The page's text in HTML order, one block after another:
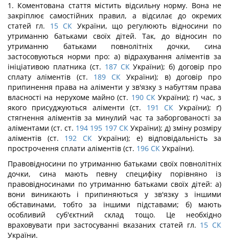
1. Коментована стаття містить відсильну норму. Вона не
закріплює самостійних правил, а відсилає до окремих
статей гл. 15 СК України, що регулюють відносини по
утриманню батьками своїх дітей. Так, до відносин по
утриманню батьками повнолітніх дочки, сина
застосовуються норми про: а) відрахування аліментів за
ініціативою платника (ст. 187 СКУкраїни); б) договір про
сплату аліментів (ст. 189 СК України); в) договір про
припинення права на аліменти у зв'язку з набуттям права
власності на нерухоме майно (ст. 190 СКУкраїни); г) час, з
якого присуджуються аліменти (ст. 191 СК України); ґ)
стягнення аліментів за минулий час та заборгованості за
аліментами (ст. ст. 194 195 197 СКУкраїни); д) зміну розміру
аліментів (ст. 192 СК України); е) відповідальність за
прострочення сплати аліментів (ст. 196 СК України).
Правовідносини по утриманню батьками своїх повнолітніх
дочки, сина мають певну специфіку порівняно із
правовідносинами по утриманню батьками своїх дітей: а)
вони виникають і припиняються у зв'язку з іншими
обставинами, тобто за іншими підставами; б) мають
особливий суб'єктний склад тощо. Це необхідно
враховувати при застосуванні вказаних статей гл. 15 СК
України.